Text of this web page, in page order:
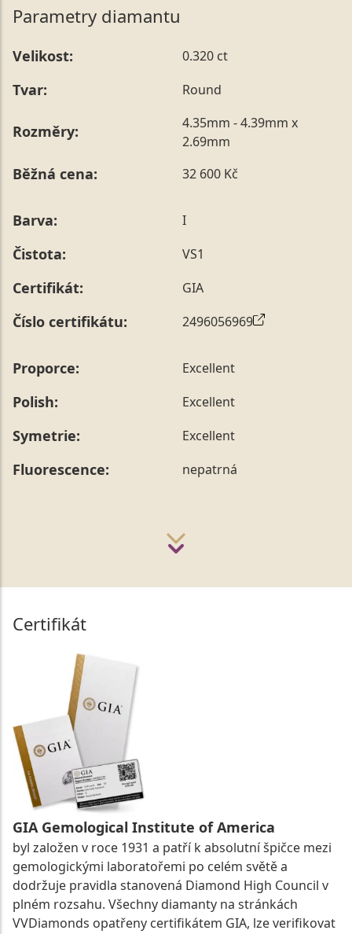
Parametry diamantu
Velikost: 0.320 ct
Tvar: Round
Rozměry:
4.35mm - 4.39mm x
2.69mm
Běžná cena: 32 600 Kč
Barva: I
Čistota: VS1
Certifikát: GIA
Číslo certifikátu: 2496056969
Proporce: Excellent
Polish: Excellent
Symetrie: Excellent
Fluorescence: nepatrná
Certifikát
GIA Gemological Institute of America
byl založen v roce 1931 a patří k absolutní špičce mezi
gemologickými laboratořemi po celém světě a
dodržuje pravidla stanovená Diamond High Council v
plném rozsahu. Všechny diamanty na stránkách
VVDiamonds opatřeny certifikátem GIA, lze verifikovat